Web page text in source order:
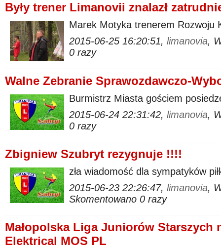
Były trener Limanovii znalazł
Marek Motyka trenerem Rozwoju
2015-06-25 16:20:51, limanovia,
0 razy
Walne Zebranie Sprawozdawczo-
Burmistrz Miasta gościem
2015-06-24 22:31:42, limanovia,
0 razy
Zbigniew Szubryt rezygnuje !!!!
zła wiadomość dla sympatyków
2015-06-23 22:26:47, limanovia,
Skomentowano 0 razy
Małopolska Liga Juniorów Starszych
Elektrical MOS PL